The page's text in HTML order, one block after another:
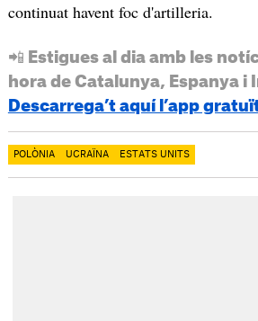
continuat havent foc d'artilleria.
📲 Estigues al dia amb les
hora de Catalunya, Espanya i
Descarrega’t aquí l’app
POLÒNIA UCRAÏNA ESTATS UNITS